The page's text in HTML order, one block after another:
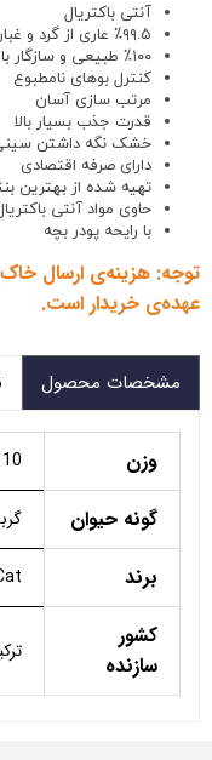
آنتی باکتریال
٪۹۹.۵ عاری از گرد و غبار
٪۱۰۰ طبیعی و سازگار با محیط زیست
کنترل بوهای نامطبوع
مرتب سازی آسان
قدرت جذب بسیار بالا
خشک نگه داشتن
دارای صرفه اقتصادی
تهیه شده از بهترین
حاوی مواد آنتی
با رایحه پودر بچه
توجه: هزینه‌ی ارسال خاک
عهده‌ی خریدار است.
مشخصات محصول
وزن 10 کیلوگرم
گونه حیوان
برند
کشور
سازنده